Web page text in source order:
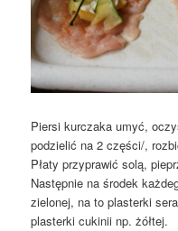
Piersi kurczaka umyć,
podzielić na 2 części/,
Płaty przyprawić solą,
Następnie na środek
zielonej, na to plasterki
plasterki cukinii np. żółtej.